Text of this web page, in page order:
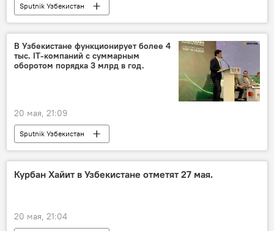
Sputnik Узбекистан
В Узбекистане функционирует более 4
тыс. IT-компаний с суммарным
оборотом порядка 3 млрд в год.
20 мая, 21:09
Sputnik Узбекистан
Курбан Хайит в Узбекистане отметят 27 мая.
20 мая, 21:04